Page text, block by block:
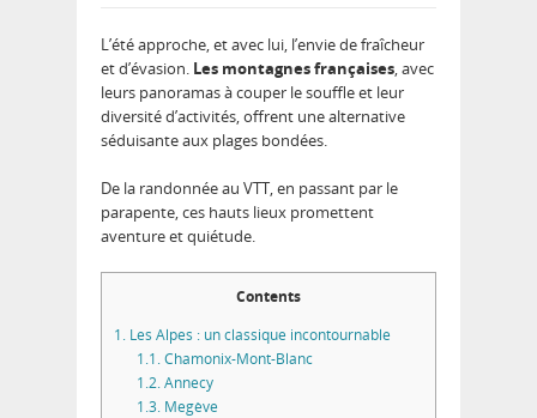
L’été approche, et avec lui, l’envie de fraîcheur
et d’évasion. Les montagnes françaises, avec
leurs panoramas à couper le souffle et leur
diversité d’activités, offrent une alternative
séduisante aux plages bondées.
De la randonnée au VTT, en passant par le
parapente, ces hauts lieux promettent
aventure et quiétude.
Contents
1. Les Alpes : un classique incontournable
1.1.Chamonix-Mont-Blanc
1.2.Annecy
1.3.Megève